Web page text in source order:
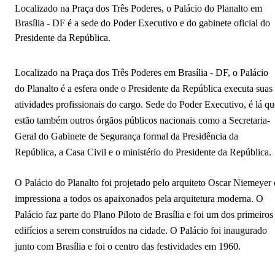
Localizado na Praça dos Três Poderes, o Palácio do Planalto em
Brasília - DF é a sede do Poder Executivo e do gabinete oficial do
Presidente da República.
Localizado na Praça dos Três Poderes em Brasília - DF, o Palácio
do Planalto é a esfera onde o Presidente da República executa suas
atividades profissionais do cargo. Sede do Poder Executivo, é lá
estão também outros órgãos públicos nacionais como a Secretaria-
Geral do Gabinete de Segurança formal da Presidência da
República, a Casa Civil e o ministério do Presidente da República.
O Palácio do Planalto foi projetado pelo arquiteto Oscar Niemeyer
impressiona a todos os apaixonados pela arquitetura moderna. O
Palácio faz parte do Plano Piloto de Brasília e foi um dos primeiros
edifícios a serem construídos na cidade. O Palácio foi inaugurado
junto com Brasília e foi o centro das festividades em 1960.